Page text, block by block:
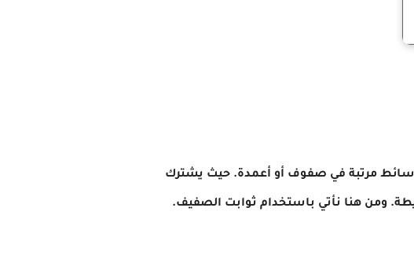
مرتبة في صفوف أو أعمدة. حيث يشترك
ومن هنا نأتي باستخدام ثوابت الصفيف.